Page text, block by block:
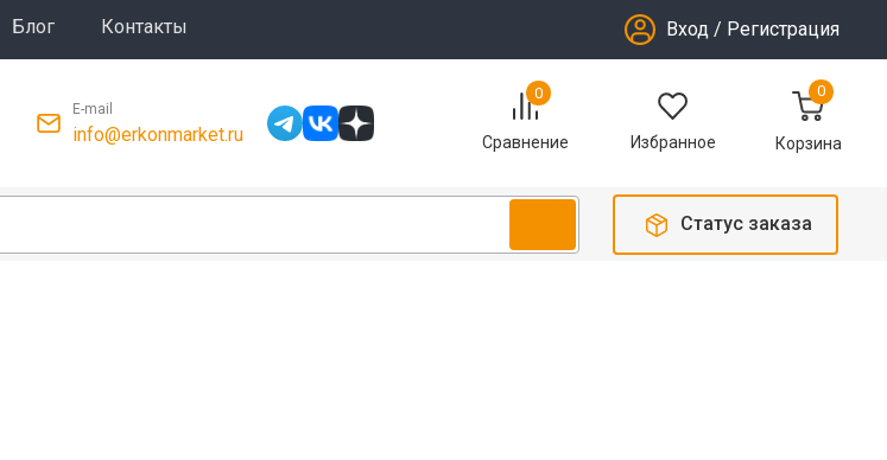
Блог Контакты Вход / Регистрация
E-mail
info@erkonmarket.ru
0
Сравнение Избранное
0
Корзина
Статус заказа